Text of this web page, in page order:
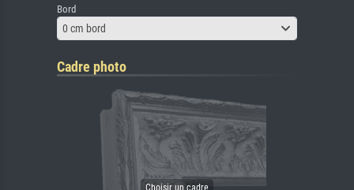
Bord
0 cm bord
Cadre photo